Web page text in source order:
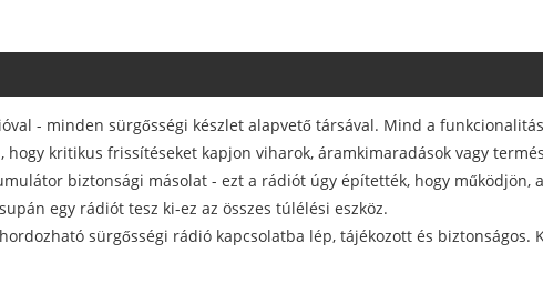
- minden sürgősségi készlet alapvető társával. Mind a
kritikus frissítéseket kapjon viharok, áramkimaradások vagy
biztonsági másolat - ezt a rádiót úgy építették, hogy működjön,
egy rádiót tesz ki-ez az összes túlélési eszköz.
sürgősségi rádió kapcsolatba lép, tájékozott és biztonságos.